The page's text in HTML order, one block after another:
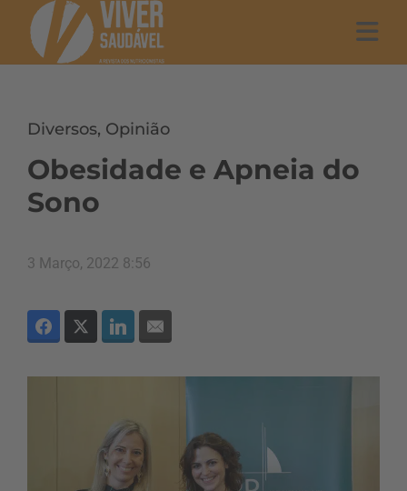
Diversos, Opinião
Obesidade e Apneia do
Sono
3 Março, 2022 8:56